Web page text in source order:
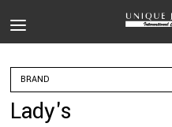
BRAND
Lady's